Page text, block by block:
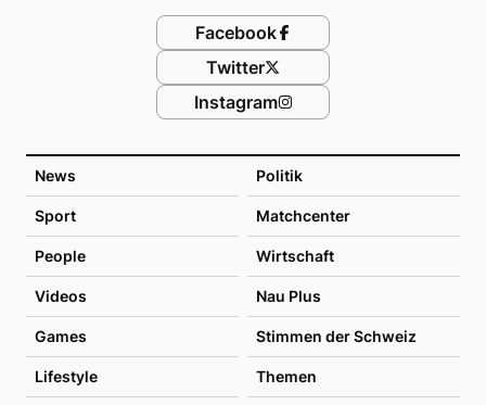
News Politik
Sport Matchcenter
People Wirtschaft
Videos Nau Plus
Games Stimmen der Schweiz
Lifestyle Themen
Facebook
Twitter
Instagram